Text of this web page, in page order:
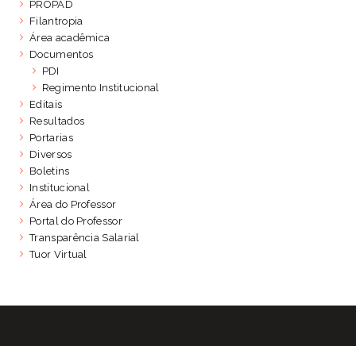
PROPAD
Filantropia
Área acadêmica
Documentos
PDI
Regimento Institucional
Editais
Resultados
Portarias
Diversos
Boletins
Institucional
Área do Professor
Portal do Professor
Transparência Salarial
Tuor Virtual